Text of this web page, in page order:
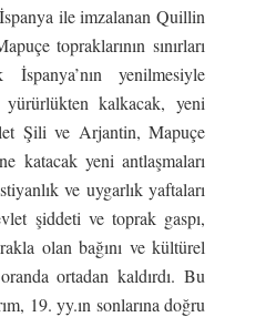
ile imzalanan Quillin
topraklarının sınırları
yenilmesiyle
kalkacak, yeni
Şili ve Arjantin, Mapuçe
katacak yeni antlaşmaları
ve uygarlık yaftaları
şiddeti ve toprak gaspı,
olan bağını ve kültürel
ortadan kaldırdı. Bu
19. yy.ın sonlarına doğru